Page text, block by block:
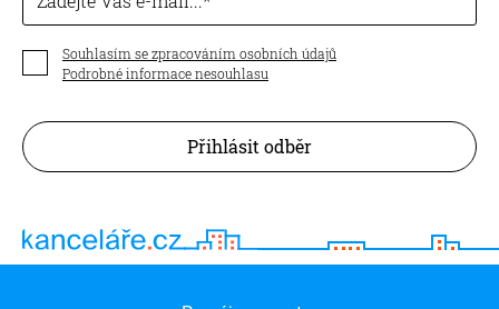
Souhlasím se zpracováním osobních údajů
Podrobné informace nesouhlasu
Přihlásit odběr